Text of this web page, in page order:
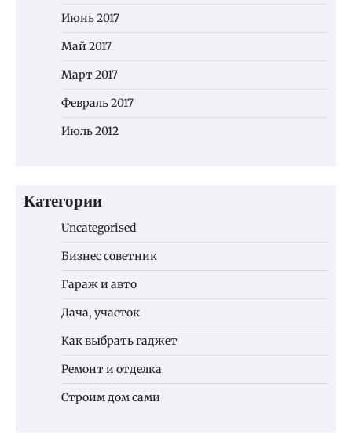
Июнь 2017
Май 2017
Март 2017
Февраль 2017
Июль 2012
Категории
Uncategorised
Бизнес советник
Гараж и авто
Дача, участок
Как выбрать гаджет
Ремонт и отделка
Строим дом сами